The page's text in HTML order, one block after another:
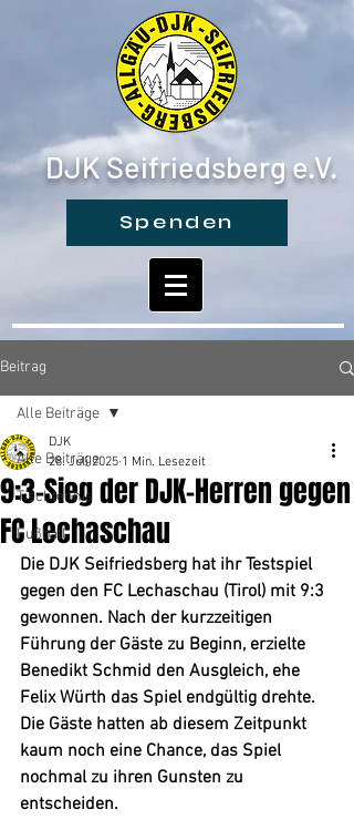
DJK Seifriedsberg e.V.
Spenden
Beitrag
Alle Beiträge
Tischtennis
Fußball
Alle Beiträge
9:3-Sieg der DJK-Herren gegen
FC Lechaschau
DJK
28. Juli 2025 1 Min. Lesezeit
Die DJK Seifriedsberg hat ihr Testspiel
gegen den FC Lechaschau (Tirol) mit 9:3
gewonnen. Nach der kurzzeitigen
Führung der Gäste zu Beginn, erzielte
Benedikt Schmid den Ausgleich, ehe
Felix Würth das Spiel endgültig drehte.
Die Gäste hatten ab diesem Zeitpunkt
kaum noch eine Chance, das Spiel
nochmal zu ihren Gunsten zu
entscheiden.